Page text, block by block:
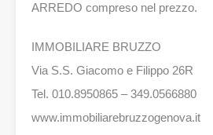
ARREDO compreso nel prezzo.
IMMOBILIARE BRUZZO
Via S.S. Giacomo e Filippo 26R
Tel. 010.8950865 – 349.0566880
www.immobiliarebruzzogenova.it